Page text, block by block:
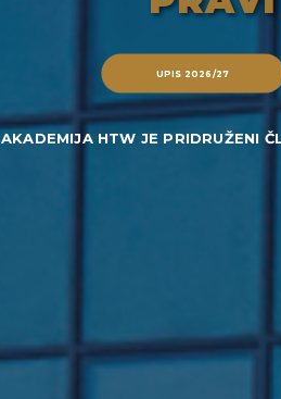
UPIS 2026/27
AKADEMIJA HTW JE PRIDRUŽENI